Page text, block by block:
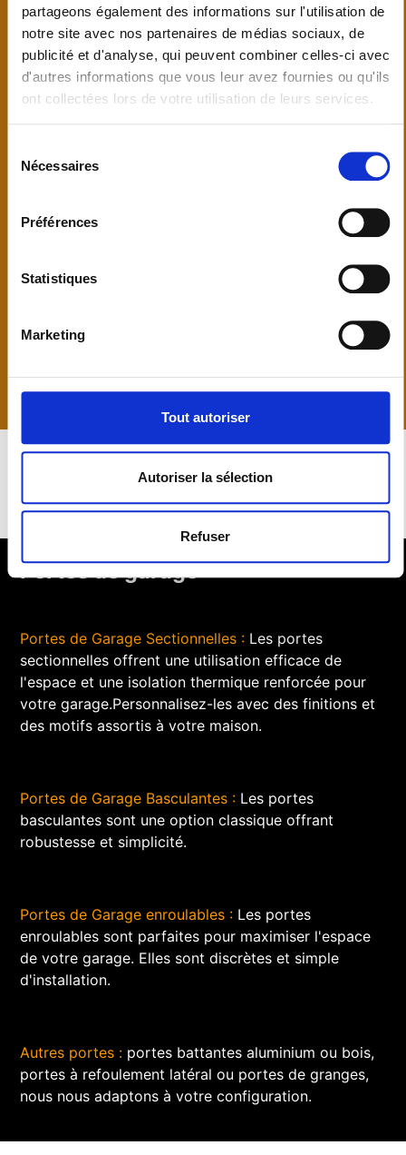
partageons également des informations sur l'utilisation de
notre site avec nos partenaires de médias sociaux, de
publicité et d'analyse, qui peuvent combiner celles-ci avec
d'autres informations que vous leur avez fournies ou qu'ils
ont collectées lors de votre utilisation de leurs services.
Nécessaires
Préférences
Statistiques
Marketing
Tout autoriser
Autoriser la sélection
Refuser
Portes en Bois :Nos portes en bois sur mesure sont
synonymes d'élégance et de durabilité. Choisissez
parmi une variété d'essences de bois et de designs
pour créer la porte d'entrée parfaite pour votre
maison.
Portes en Aluminium :
Les portes en aluminium
modernité. Elles sont disponibles dans une large
gamme de finitions pour s'adapter à votre style.
pour leur performance énergétique et leur facilité
d'entretien.
Portes de garage
Portes de Garage Sectionnelles : Les portes
sectionnelles offrent une utilisation efficace de
l'espace et une isolation thermique renforcée pour
votre garage.Personnalisez-les avec des finitions et
des motifs assortis à votre maison.
Portes de Garage Basculantes : Les portes
basculantes sont une option classique offrant
robustesse et simplicité.
Portes de Garage enroulables : Les portes
enroulables sont parfaites pour maximiser l'espace
de votre garage. Elles sont discrètes et simple
d'installation.
Autres portes : portes battantes aluminium ou bois,
portes à refoulement latéral ou portes de granges,
nous nous adaptons à votre configuration.